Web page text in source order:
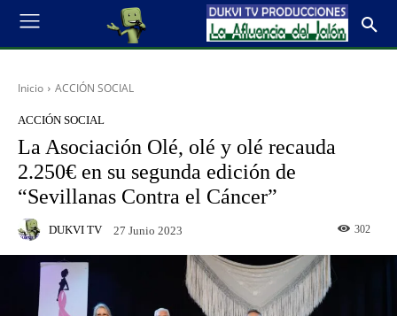
Inicio ACCIÓN SOCIAL
ACCIÓN SOCIAL
La Asociación Olé, olé y olé recauda
2.250€ en su segunda edición de
“Sevillanas Contra el Cáncer”
DUKVI TV 27 Junio 2023 302